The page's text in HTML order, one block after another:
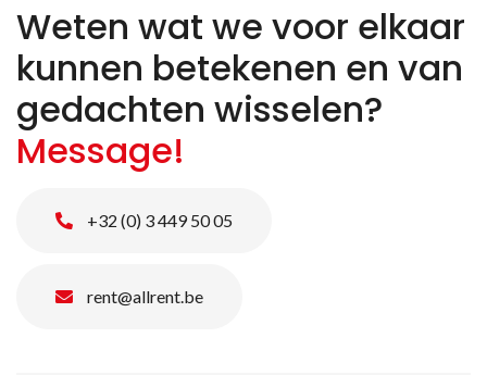
Weten wat we voor elkaar
kunnen betekenen en van
gedachten wisselen?
Message!
+32 (0) 3 449 50 05
rent@allrent.be
Zoeken naar producten